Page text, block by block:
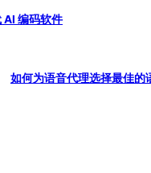
AI 编码软件
如何为语音代理选择最佳的